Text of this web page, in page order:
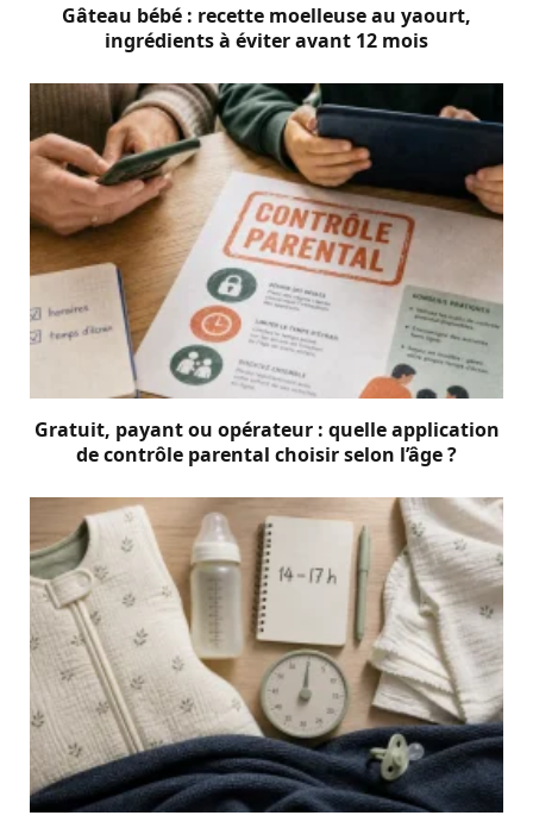
Gâteau bébé : recette moelleuse au yaourt,
ingrédients à éviter avant 12 mois
Gratuit, payant ou opérateur : quelle application
de contrôle parental choisir selon l’âge ?